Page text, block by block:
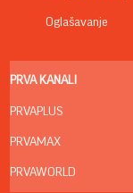
Oglašavanje
PRVA KANALI
PRVAPLUS
PRVAMAX
PRVAWORLD